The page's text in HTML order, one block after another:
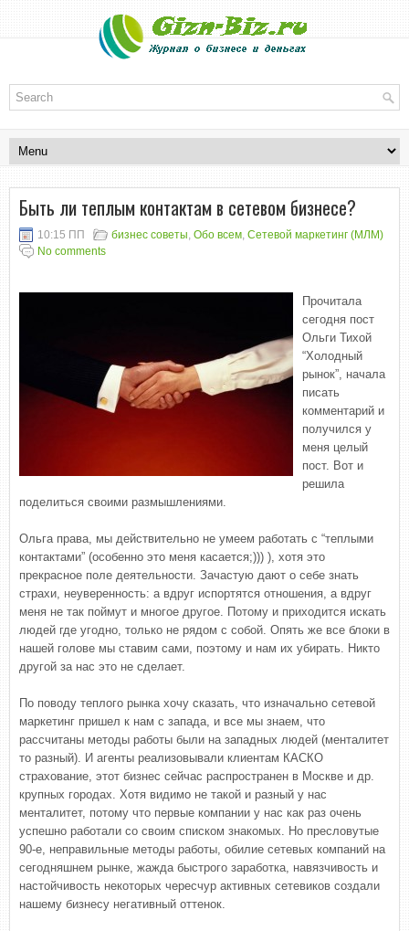
Быть ли теплым контактам в сетевом бизнесе?
10:15 ПП бизнес советы, Обо всем, Сетевой маркетинг (МЛМ)
No comments
Прочитала
сегодня пост
Ольги Тихой
“Холодный
рынок”, начала
писать
комментарий и
получился у
меня целый
пост. Вот и
решила
поделиться своими размышлениями.
Ольга права, мы действительно не умеем работать с “теплыми
контактами” (особенно это меня касается;))) ), хотя это
прекрасное поле деятельности. Зачастую дают о себе знать
страхи, неуверенность: а вдруг испортятся отношения, а вдруг
меня не так поймут и многое другое. Потому и приходится искать
людей где угодно, только не рядом с собой. Опять же все блоки в
нашей голове мы ставим сами, поэтому и нам их убирать. Никто
другой за нас это не сделает.
По поводу теплого рынка хочу сказать, что изначально сетевой
маркетинг пришел к нам с запада, и все мы знаем, что
рассчитаны методы работы были на западных людей (менталитет
то разный). И агенты реализовывали клиентам КАСКО
страхование, этот бизнес сейчас распространен в Москве и др.
крупных городах. Хотя видимо не такой и разный у нас
менталитет, потому что первые компании у нас как раз очень
успешно работали со своим списком знакомых. Но пресловутые
90-е, неправильные методы работы, обилие сетевых компаний на
сегодняшнем рынке, жажда быстрого заработка, навязчивость и
настойчивость некоторых чересчур активных сетевиков создали
нашему бизнесу негативный оттенок.